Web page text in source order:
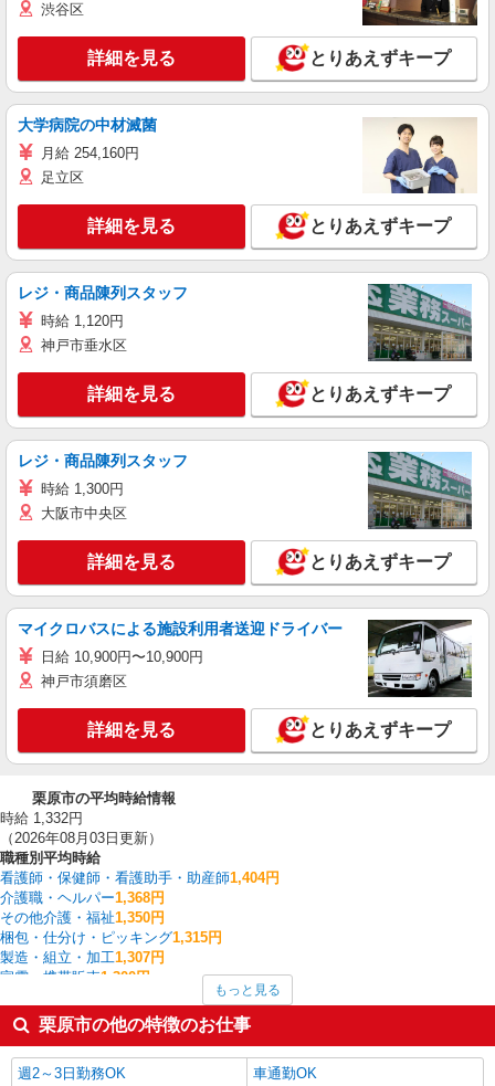
渋谷区
詳細を見る とりあえずキープ
大学病院の中材滅菌
月給 254,160円
足立区
詳細を見る とりあえずキープ
レジ・商品陳列スタッフ
時給 1,120円
神戸市垂水区
詳細を見る とりあえずキープ
レジ・商品陳列スタッフ
時給 1,300円
大阪市中央区
詳細を見る とりあえずキープ
マイクロバスによる施設利用者送迎ドライバー
日給 10,900円〜10,900円
神戸市須磨区
詳細を見る とりあえずキープ
栗原市の平均時給情報
時給 1,332円
（2026年08月03日更新）
職種別平均時給
看護師・保健師・看護助手・助産師1,404円
介護職・ヘルパー1,368円
その他介護・福祉1,350円
梱包・仕分け・ピッキング1,315円
製造・組立・加工1,307円
家電・携帯販売1,300円
中型（2t・4t）ドライバー1,300円
その他ドライバー・配達1,300円
入出庫・商品管理・検品・検査1,282円
栗原市の他の職種の平均時給を見る
もっと見る
栗原市の他の特徴のお仕事
週2～3日勤務OK
車通勤OK